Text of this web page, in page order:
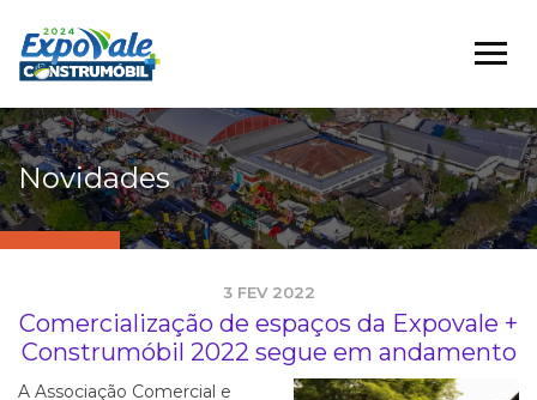
Novidades
3 FEV 2022
Comercialização de espaços da Expovale +
Construmóbil 2022 segue em andamento
A Associação Comercial e